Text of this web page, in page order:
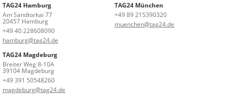
TAG24 Hamburg
Am Sandtorkai 77
20457 Hamburg
+49 40 228608090
hamburg@tag24.de
TAG24 München
+49 89 215390320
muenchen@tag24.de
TAG24 Magdeburg
Breiter Weg 8-10A
39104 Magdeburg
+49 391 50548260
magdeburg@tag24.de